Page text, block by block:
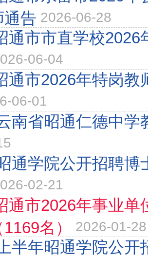
通告 2026-06-28
通市市直学校2026
06-04
通市2026年特岗教
06-01
南省昭通仁德中学
通学院公开招聘博
02-21
通市2026年事业单
名）
2026-01-28
半年昭通学院公开